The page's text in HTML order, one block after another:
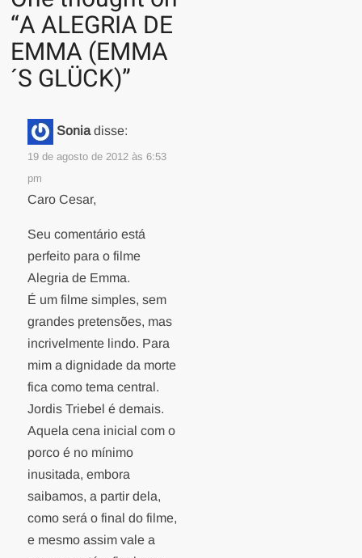
“A ALEGRIA DE
EMMA (EMMA
´S GLÜCK)”
Sonia disse:
19 de agosto de 2012 às 6:53
pm
Caro Cesar,
Seu comentário está
perfeito para o filme
Alegria de Emma.
É um filme simples, sem
grandes pretensões, mas
incrivelmente lindo. Para
mim a dignidade da morte
fica como tema central.
Jordis Triebel é demais.
Aquela cena inicial com o
porco é no mínimo
inusitada, embora
saibamos, a partir dela,
como será o final do filme,
e mesmo assim vale a